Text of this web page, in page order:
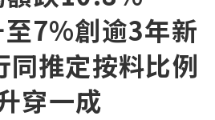
7%創逾3年新
同推定按料比例
穿一成